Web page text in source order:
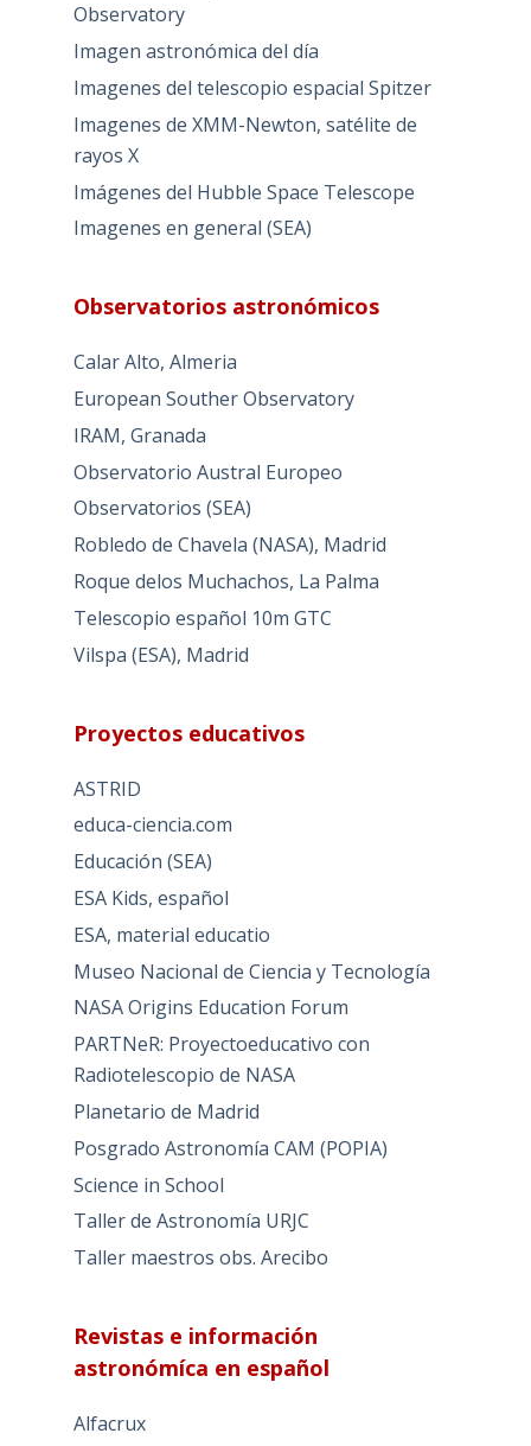
Observatory
Imagen astronómica del día
Imagenes del telescopio espacial Spitzer
Imagenes de XMM-Newton, satélite de
rayos X
Imágenes del Hubble Space Telescope
Imagenes en general (SEA)
Observatorios astronómicos
Calar Alto, Almeria
European Souther Observatory
IRAM, Granada
Observatorio Austral Europeo
Observatorios (SEA)
Robledo de Chavela (NASA), Madrid
Roque delos Muchachos, La Palma
Telescopio español 10m GTC
Vilspa (ESA), Madrid
Proyectos educativos
ASTRID
educa-ciencia.com
Educación (SEA)
ESA Kids, español
ESA, material educatio
Museo Nacional de Ciencia y Tecnología
NASA Origins Education Forum
PARTNeR: Proyectoeducativo con
Radiotelescopio de NASA
Planetario de Madrid
Posgrado Astronomía CAM (POPIA)
Science in School
Taller de Astronomía URJC
Taller maestros obs. Arecibo
Revistas e información
astronómíca en español
Alfacrux